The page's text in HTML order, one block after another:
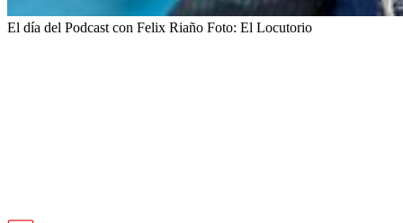
El día del Podcast con Felix Riaño Foto: El Locutorio